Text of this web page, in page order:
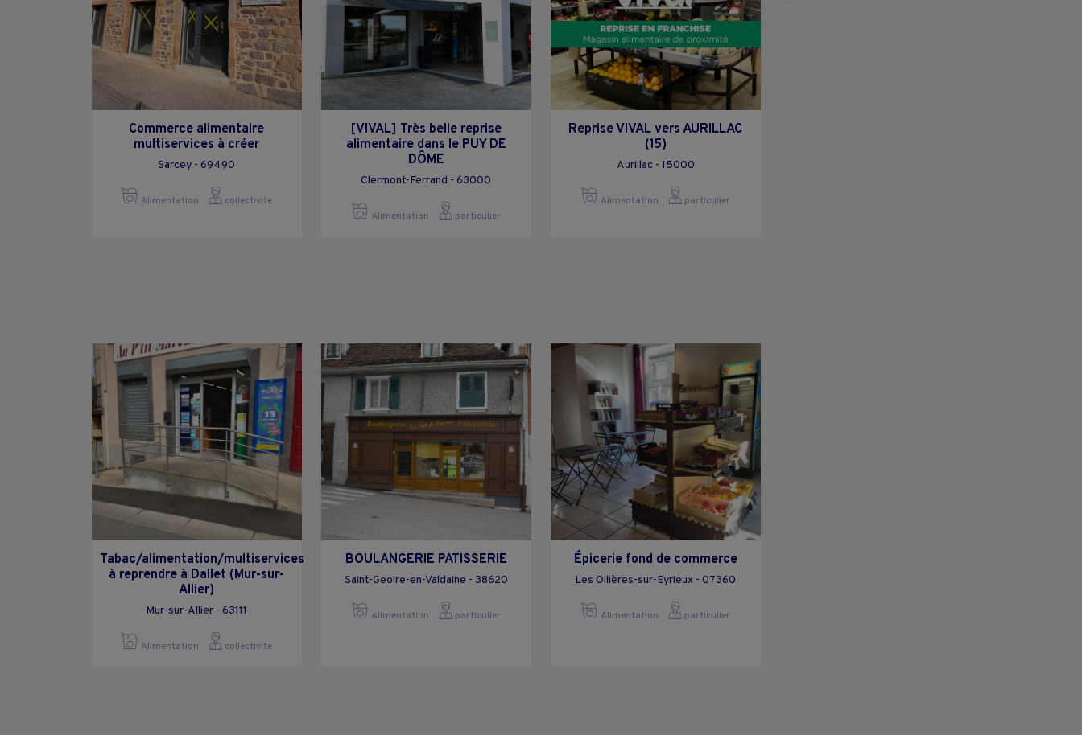
Commerce alimentaire
multiservices à créer
Sarcey - 69490
Alimentation collectivite
[VIVAL] Très belle reprise
alimentaire dans le PUY DE
DÔME
Clermont-Ferrand - 63000
Alimentation particulier
Reprise VIVAL vers AURILLAC
(15)
Aurillac - 15000
Alimentation particulier
Tabac/alimentation/multiservices
à reprendre à Dallet (Mur-sur-
Allier)
Mur-sur-Allier - 63111
Alimentation collectivite
BOULANGERIE PATISSERIE
Saint-Geoire-en-Valdaine - 38620
Alimentation particulier
Épicerie fond de commerce
Les Ollières-sur-Eyrieux - 07360
Alimentation particulier